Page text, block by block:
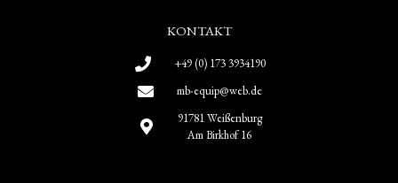
KONTAKT
+49 (0) 173 3934190
mb-equip@web.de
91781 Weißenburg
Am Birkhof 16